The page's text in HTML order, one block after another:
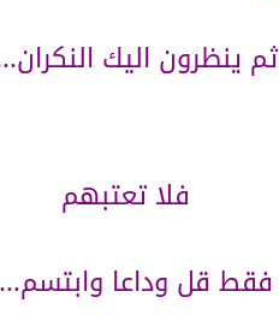
ثم ينظرون اليك
فلا تعتبهم
فقط قل وداعا